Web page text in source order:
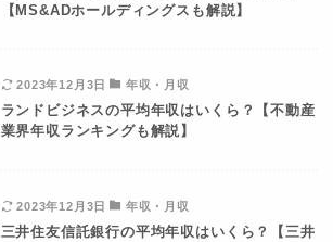
【MS&ADホールディングスも解説】
2023年12月3日 年収・月収
ランドビジネスの平均年収はいくら？【不動産
業界年収ランキングも解説】
2023年12月3日 年収・月収
三井住友信託銀行の平均年収はいくら？【三井